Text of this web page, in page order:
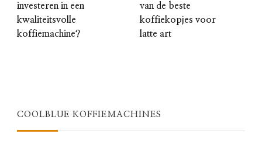
investeren in een
kwaliteitsvolle
koffiemachine?
van de beste
koffiekopjes voor
latte art
COOLBLUE KOFFIEMACHINES